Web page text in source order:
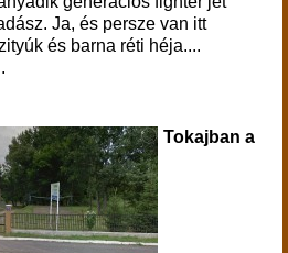
Ja, és persze van itt
és barna réti héja....
Tokajban a